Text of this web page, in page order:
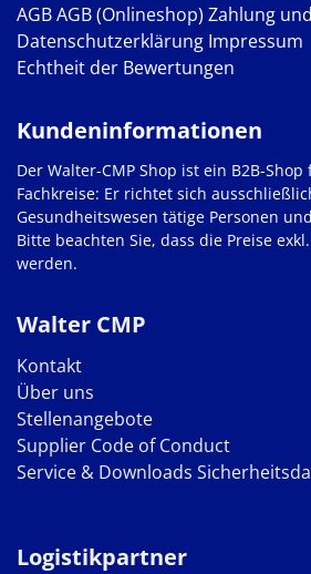
AGBAGB (Onlineshop) Zahlung
Datenschutzerklärung Impressum
Echtheit der Bewertungen
Walter CMP
Kontakt
Über uns
Stellenangebote
Supplier Code of Conduct
Service & Downloads
Kundeninformationen
Der Walter-CMP Shop ist ein B2B-
Fachkreise: Er richtet sich
Gesundheitswesen tätige Personen
Bitte beachten Sie, dass die Preise
werden.
Logistikpartner